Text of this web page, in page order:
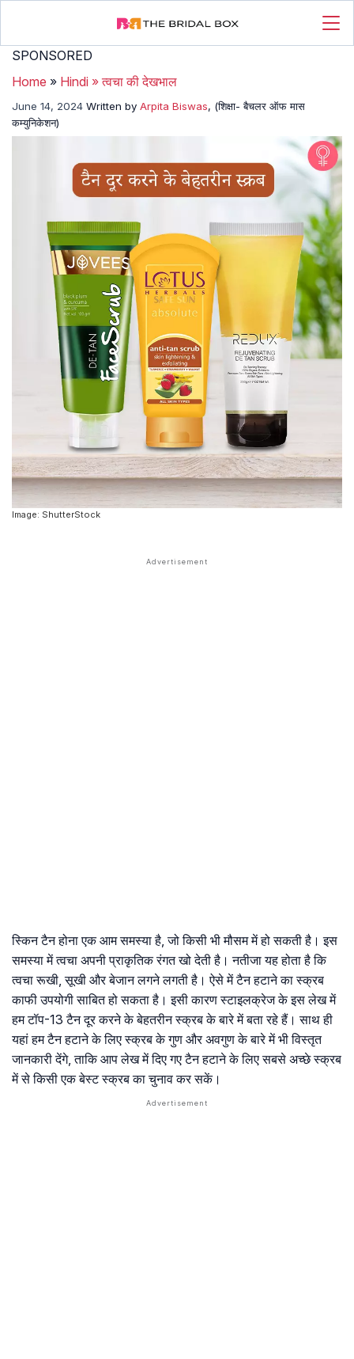
SPONSORED
Home » Hindi »त्वचा की देखभाल
June 14, 2024 Written by Arpita Biswas, (शिक्षा- बैचलर ऑफ मास
कम्युनिकेशन)
Image: ShutterStock
स्किन टैन होना एक आम समस्या है, जो किसी भी मौसम में हो सकती है। इस
समस्या में त्वचा अपनी प्राकृतिक रंगत खो देती है। नतीजा यह होता है कि
त्वचा रूखी, सूखी और बेजान लगने लगती है। ऐसे में टैन हटाने का स्‍क्रब
काफी उपयोगी साबित हो सकता है। इसी कारण स्टाइलक्रेज के इस लेख में
हम टॉप-13 टैन दूर करने के बेहतरीन स्क्रब के बारे में बता रहे हैं। साथ ही
यहां हम टैन हटाने के लिए स्क्रब के गुण और अवगुण के बारे में भी विस्तृत
जानकारी देंगे, ताकि आप लेख में दिए गए टैन हटाने के लिए सबसे अच्छे स्क्रब
में से किसी एक बेस्ट स्क्रब का चुनाव कर सकें।